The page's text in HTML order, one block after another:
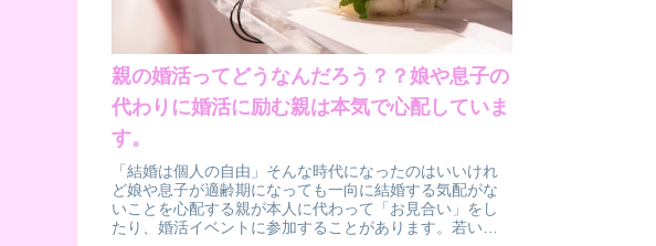
親の婚活ってどうなんだろう？？娘や息子の
代わりに婚活に励む親は本気で心配していま
す。
「結婚は個人の自由」そんな時代になったのはいいけれ
ど娘や息子が適齢期になっても一向に結婚する気配がな
いことを心配する親が本人に代わって「お見合い」をし
たり、婚活イベントに参加することがあります。若いう